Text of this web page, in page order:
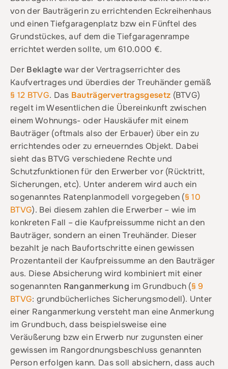
von der Bauträgerin zu errichtenden Eckreihenhaus
und einen Tiefgaragenplatz bzw ein Fünftel des
Grundstückes, auf dem die Tiefgaragenrampe
errichtet werden sollte, um 610.000 €.
DerBeklagtewar der Vertragserrichter des
Kaufvertrages und überdies der Treuhänder gemäß
§ 12 BTVG. Das Bauträgervertragsgesetz (BTVG)
regelt im Wesentlichen die Übereinkunft zwischen
einem Wohnungs- oder Hauskäufer mit einem
Bauträger (oftmals also der Erbauer) über ein zu
errichtendes oder zu erneuerndes Objekt. Dabei
sieht das BTVG verschiedene Rechte und
Schutzfunktionen für den Erwerber vor (Rücktritt,
Sicherungen, etc). Unter anderem wird auch ein
sogenanntes Ratenplanmodell vorgegeben (§ 10
BTVG). Bei diesem zahlen die Erwerber – wie im
konkreten Fall – die Kaufpreissumme nicht an den
Bauträger, sondern an einen Treuhänder. Dieser
bezahlt je nach Baufortschritte einen gewissen
Prozentanteil der Kaufpreissumme an den Bauträger
aus. Diese Absicherung wird kombiniert mit einer
sogenannten Ranganmerkung im Grundbuch (§ 9
BTVG: grundbücherliches Sicherungsmodell). Unter
einer Ranganmerkung versteht man eine Anmerkung
im Grundbuch, dass beispielsweise eine
Veräußerung bzw ein Erwerb nur zugunsten einer
gewissen im Rangordnungsbeschluss genannten
Person erfolgen kann. Das soll absichern, dass auch